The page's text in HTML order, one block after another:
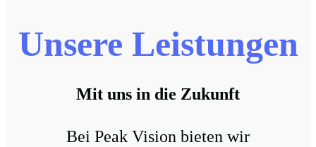
Unsere Leistungen
Mit uns in die Zukunft
Bei Peak Vision bieten wir